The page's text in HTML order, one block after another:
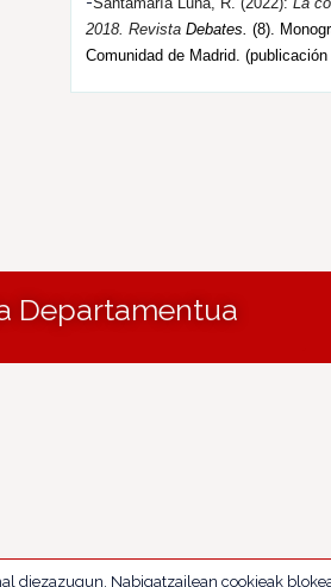
2018. Revista Debates. (8).
Comunidad de Madrid.
Departamentua
diezazugun. Nabigatzailean cookieak